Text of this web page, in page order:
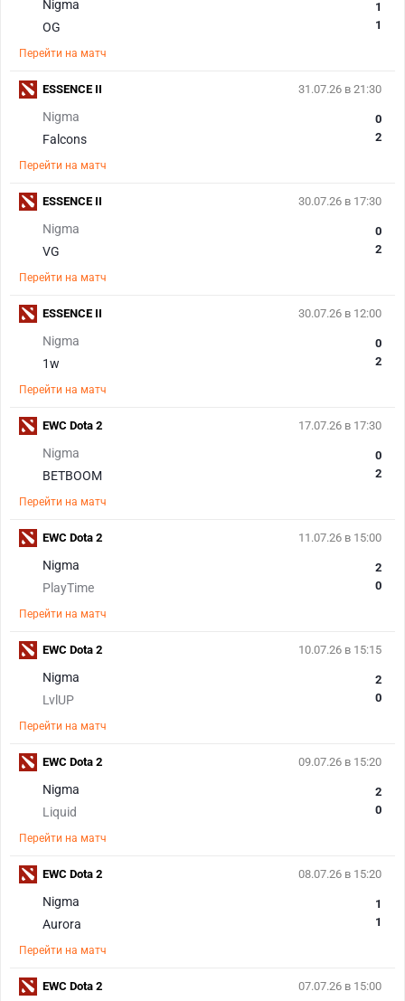
Nigma
OG
1
1
Перейти на матч
31.07.26 в 21:30
Nigma
Falcons
0
2
Перейти на матч
ESSENCE II
30.07.26 в 17:30
Nigma
VG
0
2
Перейти на матч
ESSENCE II
30.07.26 в 12:00
Nigma
1w
0
2
Перейти на матч
ESSENCE II
17.07.26 в 17:30
Nigma
BETBOOM
0
2
Перейти на матч
EWC Dota 2
11.07.26 в 15:00
Nigma
PlayTime
2
0
Перейти на матч
EWC Dota 2
10.07.26 в 15:15
Nigma
LvlUP
2
0
Перейти на матч
EWC Dota 2
09.07.26 в 15:20
Nigma
Liquid
2
0
Перейти на матч
EWC Dota 2
08.07.26 в 15:20
Nigma
Aurora
1
1
Перейти на матч
EWC Dota 2
07.07.26 в 15:00
EWC Dota 2